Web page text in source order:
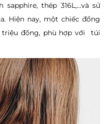
thép 316L,...và sử
Hiện nay, một chiếc đồng
triệu đồng, phù hợp với túi